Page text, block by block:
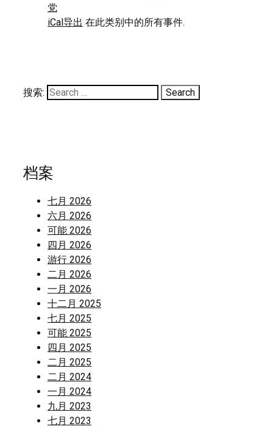
党
iCal导出 在此类别中的所有事件.
搜索:
档案
七月 2026
六月 2026
可能 2026
四月 2026
游行 2026
二月 2026
一月 2026
十二月 2025
七月 2025
可能 2025
四月 2025
二月 2025
二月 2024
一月 2024
九月 2023
七月 2023